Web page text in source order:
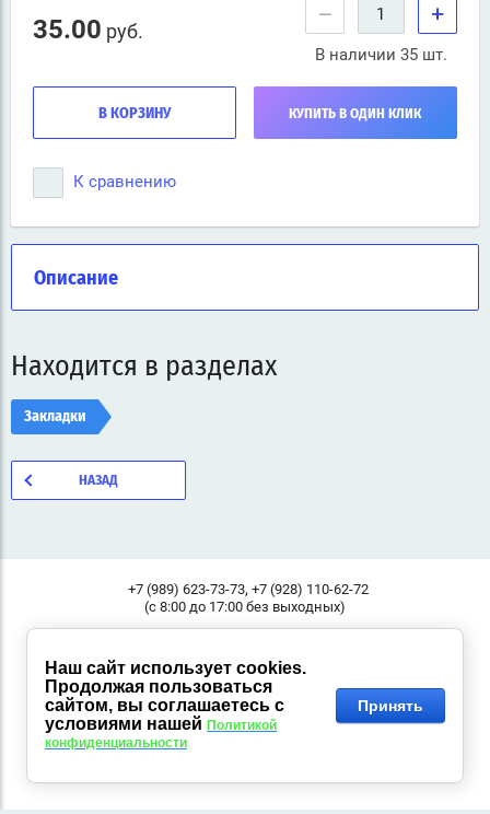
35.00 руб.
− +
В наличии 35 шт.
В КОРЗИНУ КУПИТЬ В ОДИН КЛИК
К сравнению
Описание
Находится в разделах
Закладки
НАЗАД
+7 (989) 623-73-73, +7 (928) 110-62-72
(с 8:00 до 17:00 без выходных)
11, "Классик", Пав.37
© 2014 - 2026 KANC-LIFE.COM
Наш сайт использует cookies.
Продолжая пользоваться
сайтом, вы соглашаетесь с
условиями нашей Политикой
конфиденциальности
Принять